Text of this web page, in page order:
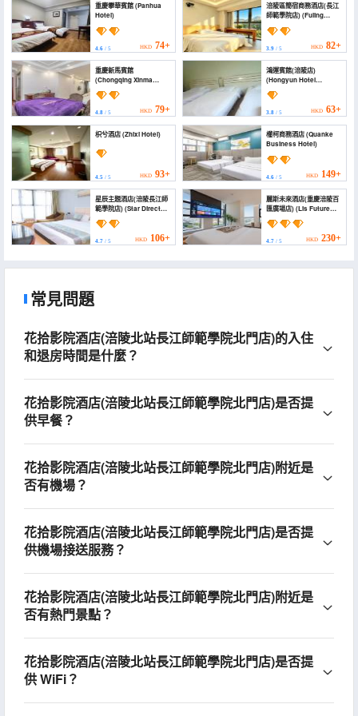
重慶攀華賓館 (Panhua
Hotel)
4.6 / 5 HKD 74+
涪陵區簡宿商務酒店(長江
師範學院店) (Fuling
Jiansu Business Hotel
(Changjiang Normal
University))
3.9/ 5 HKD 82+
重慶新馬賓館
(Chongqing Xinma
Hotel)
4.8 / 5 HKD 79+
鴻運賓館(涪陵店)
(Hongyun Hotel
(Fuling))
3.8/ 5 HKD 63+
枳兮酒店 (Zhixi Hotel)
4.5 / 5 HKD 93+
權柯商務酒店 (Quanke
Business Hotel)
4.6/ 5 HKD 149+
星辰主題酒店(涪陵長江師
範學院店) (Star Director
Hotei)
4.7 / 5 HKD 106+
麗斯未來酒店(重慶涪陵百
匯廣場店) (Lis Future
Hotel (Chongqing
Fuling Baihui Plaza))
4.7/ 5 HKD 230+
常見問題
花拾影院酒店(涪陵北站長江師範學院北門店)的入住
和退房時間是什麼？
花拾影院酒店(涪陵北站長江師範學院北門店)是否提
供早餐？
花拾影院酒店(涪陵北站長江師範學院北門店)附近是
否有機場？
花拾影院酒店(涪陵北站長江師範學院北門店)是否提
供機場接送服務？
花拾影院酒店(涪陵北站長江師範學院北門店)附近是
否有熱門景點？
花拾影院酒店(涪陵北站長江師範學院北門店)是否提
供 WiFi？